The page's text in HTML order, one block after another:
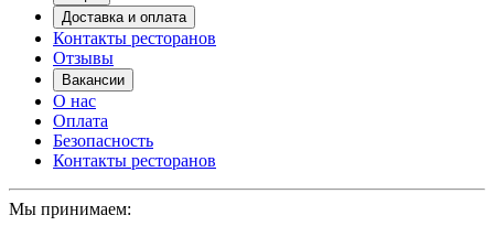
Доставка и оплата
Контакты ресторанов
Отзывы
Вакансии
О нас
Оплата
Безопасность
Контакты ресторанов
Мы принимаем: